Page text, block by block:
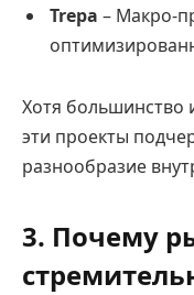
Trepa – Макро-
Хотя большинство
эти проекты
разнообразие
3. Почему